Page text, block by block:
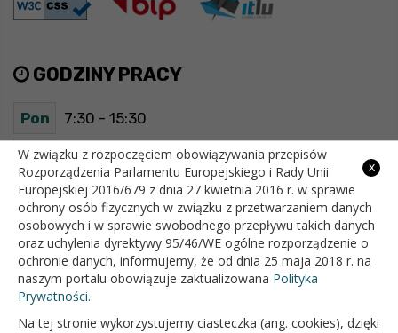
GODZINY PRACY
Pon 7:30 - 15:30
Wt 7:30 - 15:30
Śr 7:30 - 15:30
Czw 7:30 - 15:30
Pt 7:30 - 15:30
OFICJALNY SERWIS INTERNETOWY GMINY BIAŁOPOLE
x
W związku z rozpoczęciem obowiązywania przepisów
Rozporządzenia Parlamentu Europejskiego i Rady Unii
Europejskiej 2016/679 z dnia 27 kwietnia 2016 r. w sprawie
ochrony osób fizycznych w związku z przetwarzaniem danych
osobowych i w sprawie swobodnego przepływu takich danych
oraz uchylenia dyrektywy 95/46/WE ogólne rozporządzenie o
ochronie danych, informujemy, że od dnia 25 maja 2018 r. na
naszym portalu obowiązuje zaktualizowana Polityka
Prywatności.
Na tej stronie wykorzystujemy ciasteczka (ang. cookies), dzięki